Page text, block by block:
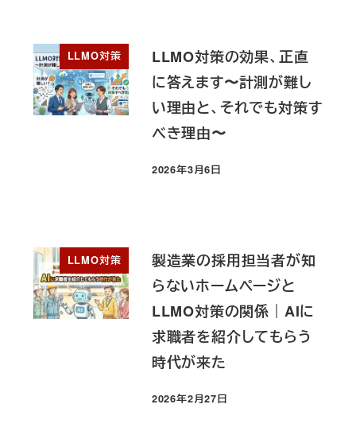
LLMO対策
LLMO対策の効果、正直
に答えます〜計測が難し
い理由と、それでも対策す
べき理由〜
投稿日
2026年3月6日
LLMO対策
製造業の採用担当者が知
らないホームページと
LLMO対策の関係｜AIに
求職者を紹介してもらう
時代が来た
投稿日
2026年2月27日